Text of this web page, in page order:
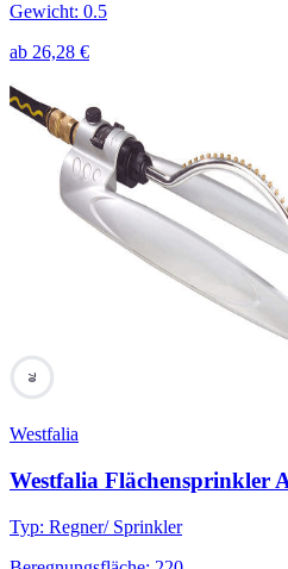
Gewicht: 0.5
ab 26,28 €
70
Westfalia
Westfalia Flächensprinkler
Typ: Regner/ Sprinkler